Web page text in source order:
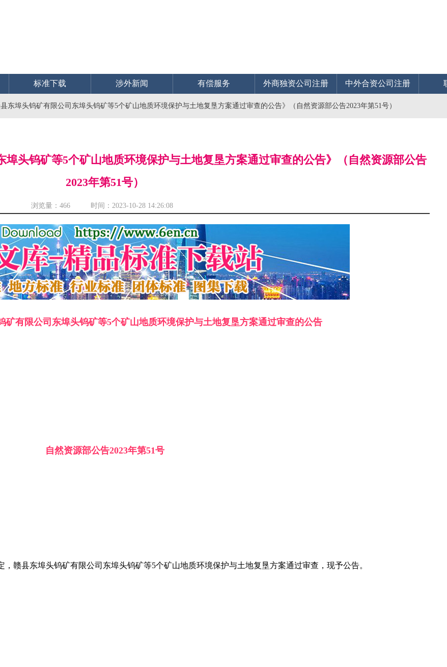
标准下载 涉外新闻 有偿服务 外商独资公司注册 中外合资公司注册
县东埠头钨矿有限公司东埠头钨矿等5个矿山地质环境保护与土地复垦方案通过审查的公告》（自然资源部公告2023年第51号）
埠头钨矿等5个矿山地质环境保护与土地复垦方案通过审查的公告》（自然资源部公告
2023年第51号）
浏览量：466 时间：2023-10-28 14:26:08
矿有限公司东埠头钨矿等5个矿山地质环境保护与土地复垦方案通过审查的公告
自然资源部公告2023年第51号
，赣县东埠头钨矿有限公司东埠头钨矿等5个矿山地质环境保护与土地复垦方案通过审查，现予公告。